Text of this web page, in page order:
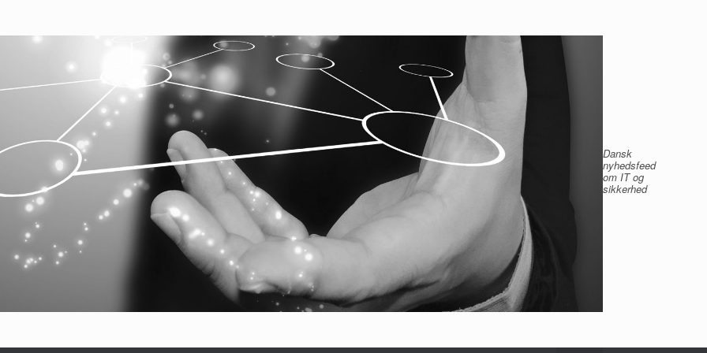
Dansk
nyhedsfeed
om IT og
sikkerhed